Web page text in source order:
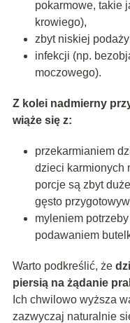
pokarmowe, takie
krowiego),
zbyt niskiej
infekcji (np.
moczowego).
Z kolei nadmierny
wiąże się z:
przekarmianiem
dzieci karmionych
porcje są zbyt
gęsto
myleniem
podawaniem
Warto podkreślić, że
piersią na żądanie
Ich chwilowo wyższa
zazwyczaj naturalnie